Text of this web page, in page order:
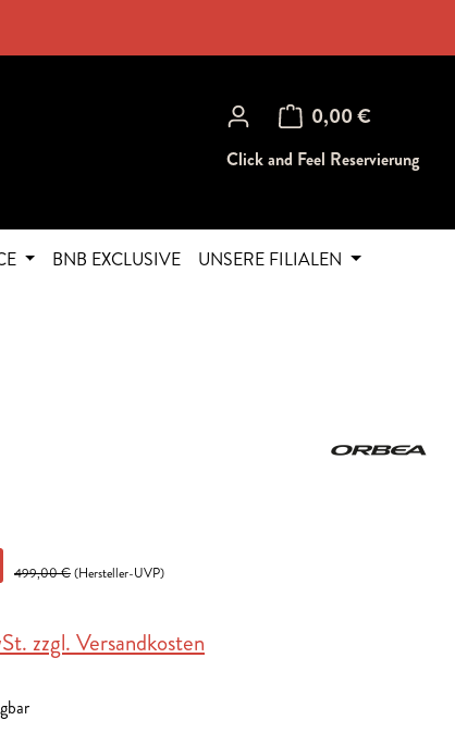
0,00 €
Warenkorb enthält 0
Click and Feel Reservierung
BNB EXCLUSIVE
UNSERE FILIALEN
499,00 €(Hersteller-UVP)
zzgl. Versandkosten